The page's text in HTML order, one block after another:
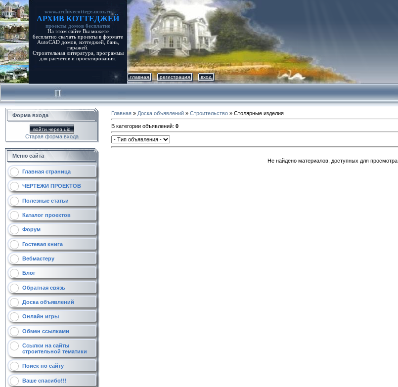
www.archivecottege.ucoz.ru
АРХИВ КОТТЕДЖЕЙ
проекты домов бесплатно
На этом сайте Вы можете
бесплатно скачать проекты в формате
AutoCAD домов, коттеджей, бань,
гаражей.
Строительная литература, программы
для расчетов и проектирования.
главная регистрация вход
Форма входа
войти через uid
Старая форма входа
Меню сайта
Главная страница
ЧЕРТЕЖИ ПРОЕКТОВ
Полезные статьи
Каталог проектов
Форум
Гостевая книга
Вебмастеру
Блог
Обратная связь
Доска объявлений
Онлайн игры
Обмен ссылками
Ссылки на сайты
строительной тематики
Поиск по сайту
Ваше спасибо!!!
Главная » Доска объявлений » Строительство » Столярные изделия
В категории объявлений: 0
Не найдено материалов, доступных для просмотра